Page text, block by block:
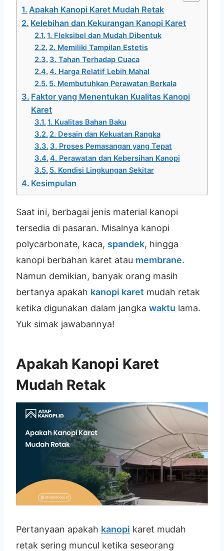
Apakah Kanopi Karet Mudah Retak
Kelebihan dan Kekurangan Kanopi Karet
1. Fleksibel dan Mudah Dibentuk
2. Memiliki Tampilan Estetis
3. Tahan Terhadap Cuaca
4. Harga Relatif Lebih Mahal
5. Membutuhkan Perawatan Berkala
Faktor yang Menentukan Kualitas Kanopi
Karet
1. Kualitas Bahan Baku
2. Desain dan Kekuatan Rangka
3. Proses Pemasangan yang Tepat
4. Perawatan dan Kebersihan Kanopi
5. Kondisi Lingkungan Sekitar
Kesimpulan
Saat ini, berbagai jenis material kanopi
tersedia di pasaran. Misalnya kanopi
polycarbonate, kaca, spandek, hingga
kanopi berbahan karet atau membrane.
Namun demikian, banyak orang masih
bertanya apakah kanopi karet mudah retak
ketika digunakan dalam jangka waktu lama.
Yuk simak jawabannya!
Apakah Kanopi Karet
Mudah Retak
Pertanyaan apakah kanopi karet mudah
retak sering muncul ketika seseorang